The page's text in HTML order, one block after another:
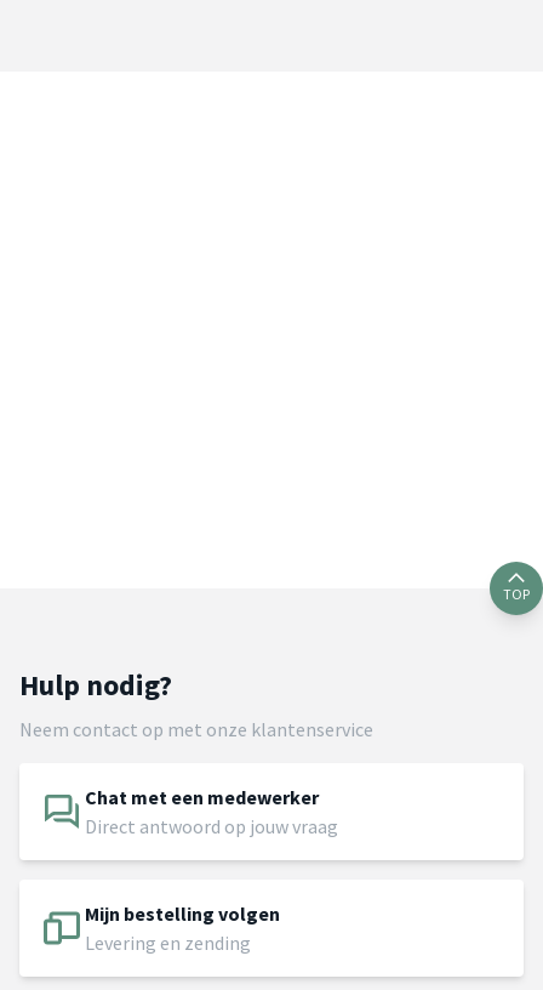
TOP
Hulp nodig?
Neem contact op met onze klantenservice
Chat met een medewerker
Direct antwoord op jouw vraag
Mijn bestelling volgen
Levering en zending